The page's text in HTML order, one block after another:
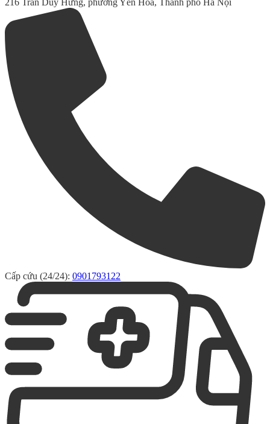
216 Trần Duy Hưng, phường Yên Hòa, Thành phố Hà Nội
Cấp cứu (24/24): 0901793122